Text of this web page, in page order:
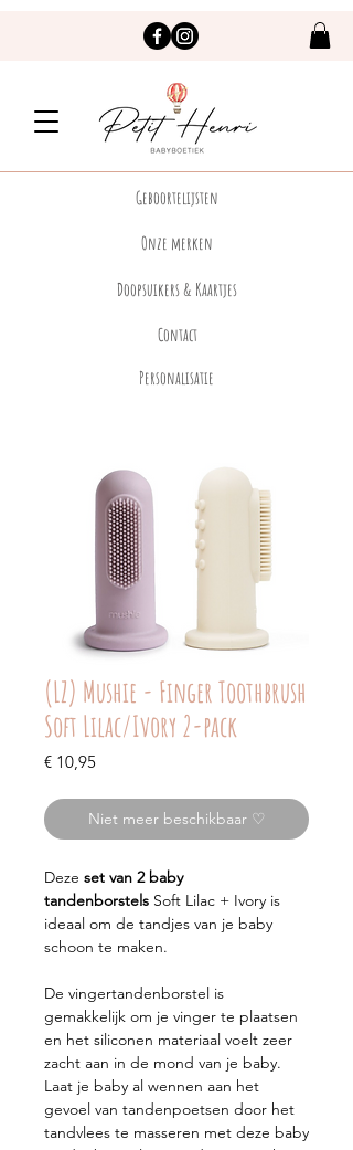
Geboortelijsten
Onze merken
Doopsuikers & Kaartjes
Contact
Personalisatie
(LZ) Mushie - Finger Toothbrush
Soft Lilac/Ivory 2-pack
€ 10,95Prijs
Niet meer beschikbaar ♡
Deze set van 2 baby
tandenborstels Soft Lilac + Ivory is
ideaal om de tandjes van je baby
schoon te maken.
De vingertandenborstel is
gemakkelijk om je vinger te plaatsen
en het siliconen materiaal voelt zeer
zacht aan in de mond van je baby.
Laat je baby al wennen aan het
gevoel van tandenpoetsen door het
tandvlees te masseren met deze baby